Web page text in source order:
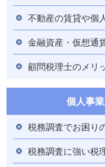
不動産の賃貸や個
金融資産・仮想通
顧問税理士のメリ
個人事
税務調査でお困り
税務調査に強い税